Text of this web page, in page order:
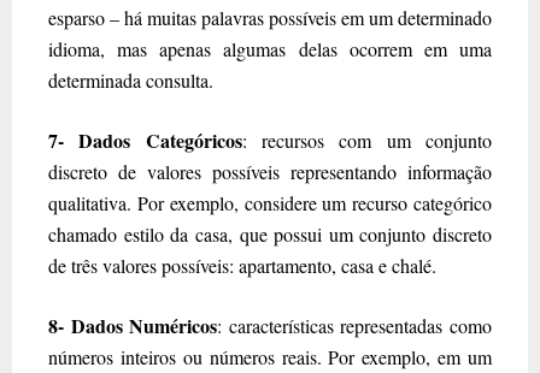
esparso – há muitas palavras possíveis em um determinado
idioma, mas apenas algumas delas ocorrem em uma
determinada consulta.
7- Dados Categóricos: recursos com um conjunto
discreto de valores possíveis representando informação
qualitativa. Por exemplo, considere um recurso categórico
chamado estilo da casa, que possui um conjunto discreto
de três valores possíveis: apartamento, casa e chalé.
8- Dados Numéricos: características representadas como
números inteiros ou números reais. Por exemplo, em um